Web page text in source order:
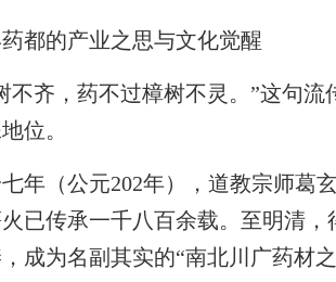
都的产业之思与文化觉醒
齐，药不过樟树不灵。”这句流
位。
（公元202年），道教宗师葛
已传承一千八百余载。至明清
成为名副其实的“南北川广药材